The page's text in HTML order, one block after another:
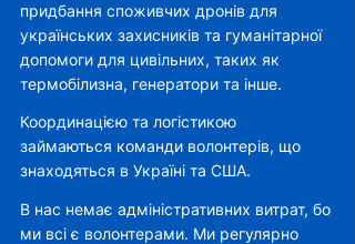
придбання споживчих дронів для
українських захисників та гуманітарної
допомоги для цивільних, таких як
термобілизна, генератори та інше.
Координацією та логістикою
займаються команди волонтерів, що
знаходяться в Україні та США.
В нас немає адміністративних витрат, бо
ми всі є волонтерами. Ми регулярно